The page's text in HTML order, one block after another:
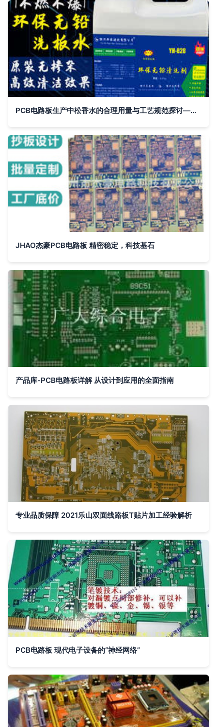
PCB电路板生产中松香水的合理用量与工艺规范探讨——以15kg用量为例
JHAO杰豪PCB电路板 精密稳定，科技基石
产品库-PCB电路板详解 从设计到应用的全面指南
专业品质保障 2021乐山双面线路板T贴片加工经验解析
PCB电路板 现代电子设备的“神经网络”